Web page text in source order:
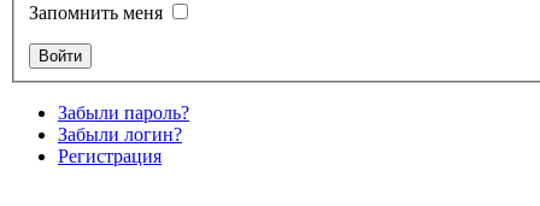
Запомнить меня
Забыли пароль?
Забыли логин?
Регистрация